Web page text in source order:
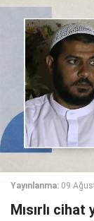
Yayınlanma: 09
Mısırlı cihat